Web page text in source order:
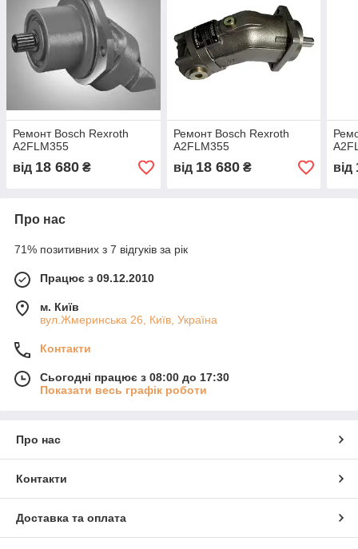
Ремонт Bosch Rexroth
A2FLM355
від 18 680 ₴
Ремонт Bosch Rexroth
A2FLM355
від 18 680₴ від
Про нас
71% позитивних з 7 відгуків за рік
Працює з 09.12.2010
м. Київ
вул.Жмеринська 26, Київ, Україна
Контакти
Сьогодні працює з 08:00 до 17:30
Показати весь графік роботи
Про нас
Контакти
Доставка та оплата